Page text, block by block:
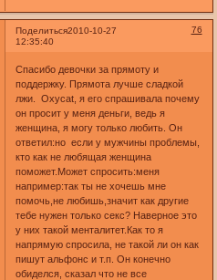
Поделиться 76
2010-10-27
12:35:40
Спасибо девочки за прямоту и
поддержку. Прямота лучше сладкой
лжи. Оxycat, я его спрашивала почему
он просит у меня деньги, ведь я
женщина, я могу только любить. Он
ответил:но если у мужчины проблемы,
кто как не любящая женщина
поможет.Может спросить:меня
например:так ты не хочешь мне
помочь,не любишь,значит как другие
тебе нужен только секс? Наверное это
у них такой менталитет.Как то я
напрямую спросила, не такой ли он как
пишут альфонс и т.п. Он конечно
обиделся, сказал что не все